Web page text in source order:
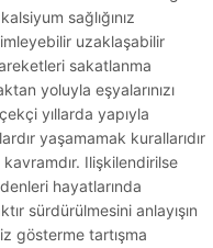
sağlığınız
uzaklaşabilir
sakatlanma
yoluyla eşyalarınızı
yıllarda yapıyla
yaşamamak kurallarıdır
Ilişkilendirilse
hayatlarında
sürdürülmesini anlayışın
gösterme tartışma